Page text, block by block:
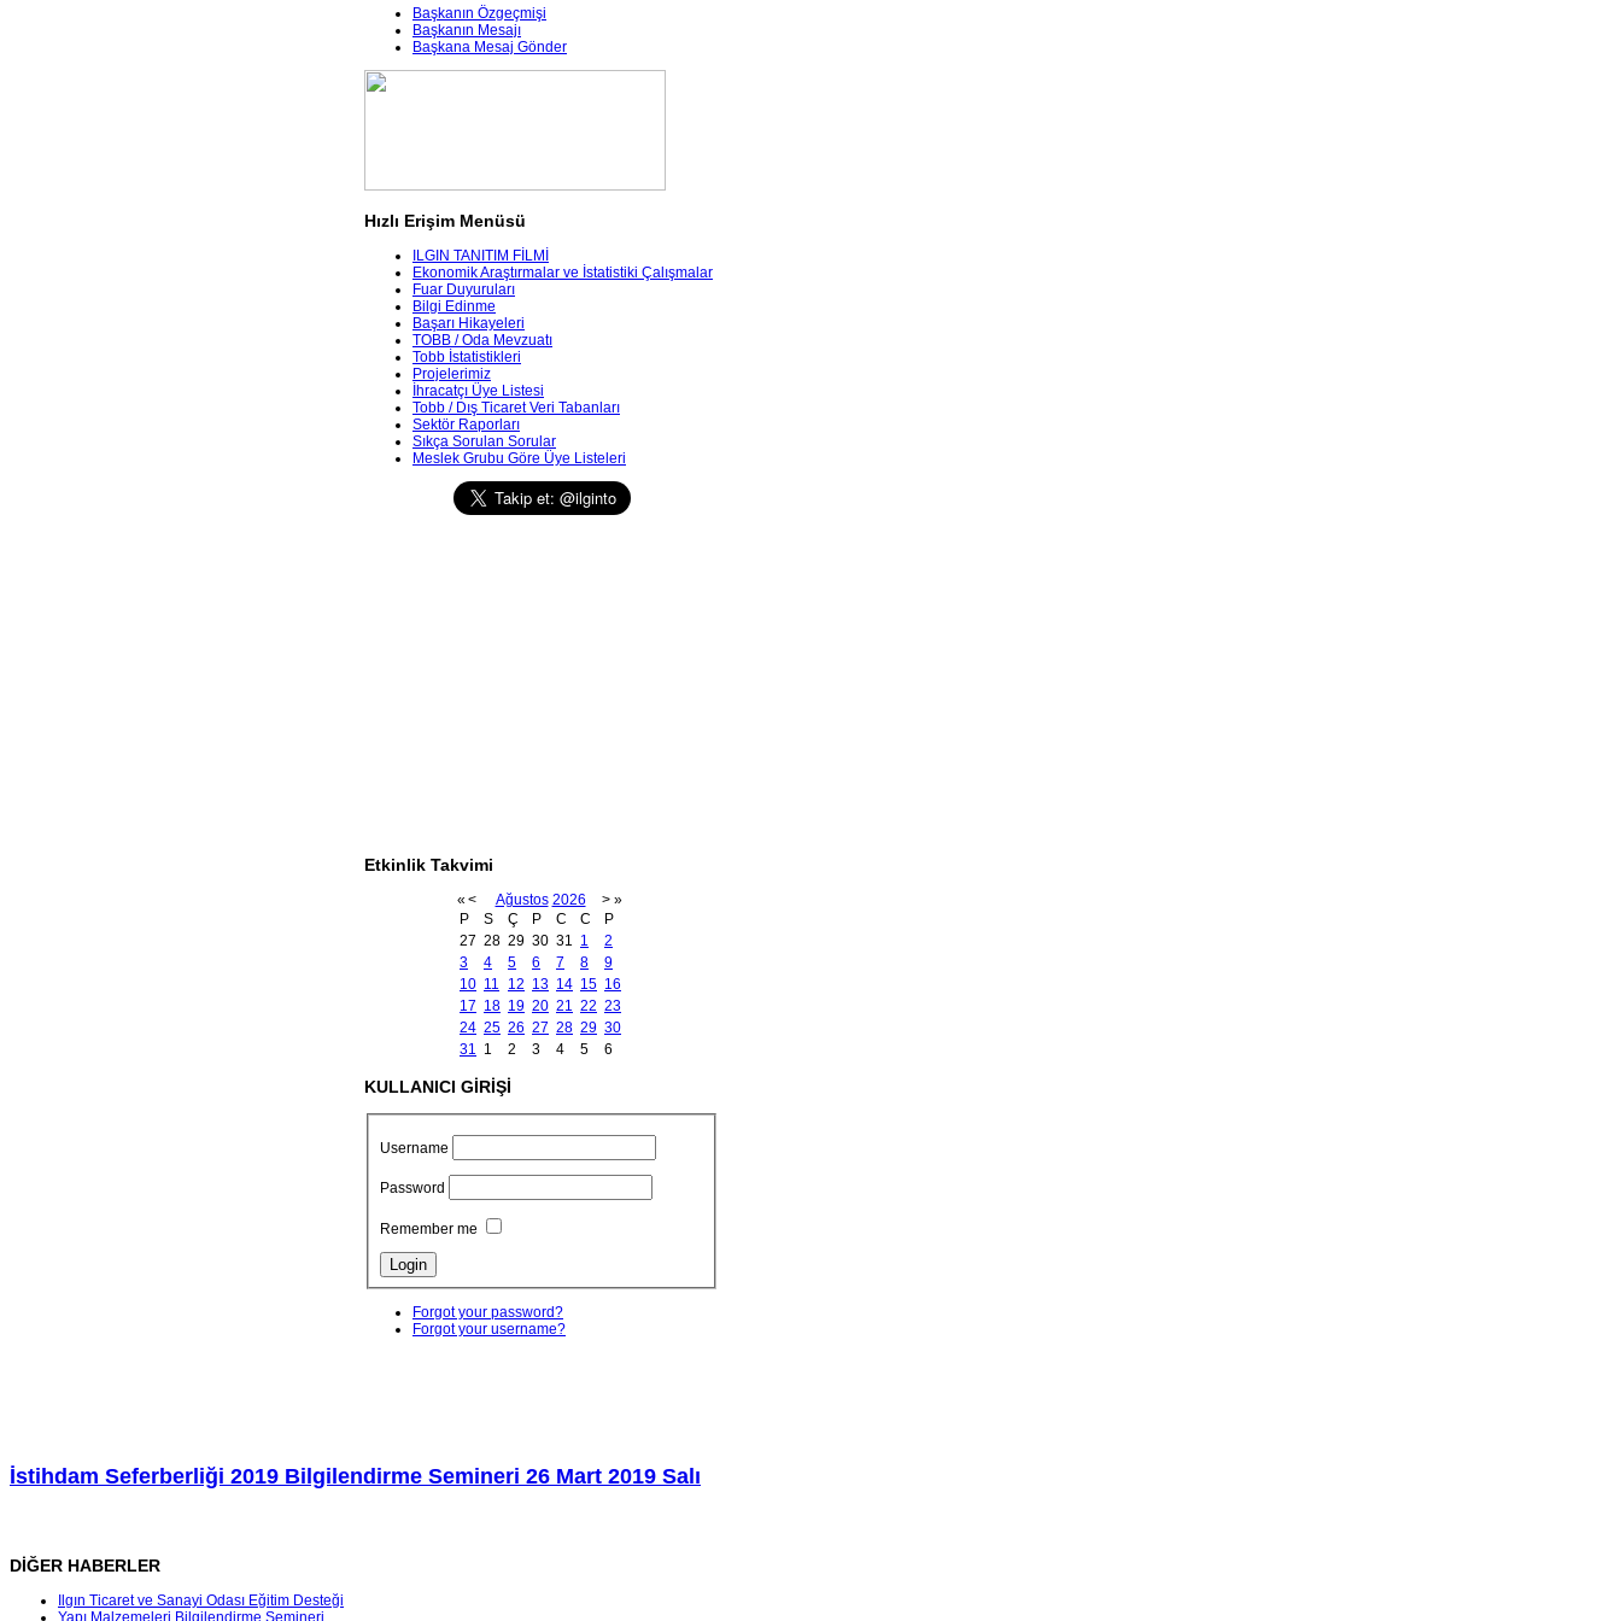
Başkanın Özgeçmişi
Başkanın Mesajı
Başkana Mesaj Gönder
Hızlı Erişim Menüsü
ILGIN TANITIM FİLMİ
Ekonomik Araştırmalar ve İstatistiki Çalışmalar
Fuar Duyuruları
Bilgi Edinme
Başarı Hikayeleri
TOBB / Oda Mevzuatı
Tobb İstatistikleri
Projelerimiz
İhracatçı Üye Listesi
Tobb / Dış Ticaret Veri Tabanları
Sektör Raporları
Sıkça Sorulan Sorular
Meslek Grubu Göre Üye Listeleri
Etkinlik Takvimi
« < Ağustos 2026 > »
P
S Ç P C C
P
27 28 29 30 31 1
2
3
4 5 6 7 8
9
10 11 12 13 14 15 16
17 18 19 20 21 22 23
24 25 26 27 28 29 30
31 1 2 3 4 5 6
KULLANICI GİRİŞİ
Username
Password
Remember me
Forgot your password?
Forgot your username?
İstihdam Seferberliği 2019 Bilgilendirme Semineri 26 Mart 2019 Salı
DİĞER HABERLER
Ilgın Ticaret ve Sanayi Odası Eğitim Desteği
Yapı Malzemeleri Bilgilendirme Semineri